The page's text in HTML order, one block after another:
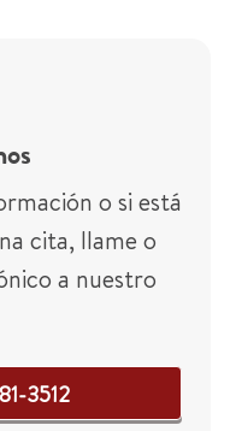
o si está
cita, llame o
a nuestro
3512